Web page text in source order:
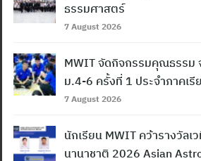
ธรรมศาสตร์
7 August 2026
MWIT จัดกิจกรรมคุณธรรม
ม.4-6 ครั้งที่ 1 ประจำภาคเ
7 August 2026
นักเรียน MWIT คว้ารางวัลเ
นานาชาติ 2026 Asian